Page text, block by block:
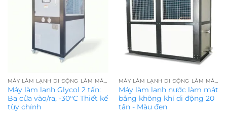
MÁY LÀM LẠNH DI ĐỘNG LÀM MÁT BẰNG KHÔNG KHÍ
Máy làm lạnh Glycol 2 tấn:
Ba cửa vào/ra, -30°C Thiết kế
tùy chỉnh
MÁY LÀM LẠNH DI ĐỘNG LÀM MÁT BẰNG KHÔNG KHÍ
Máy làm lạnh nước làm mát
bằng không khí di động 20
tấn - Màu đen